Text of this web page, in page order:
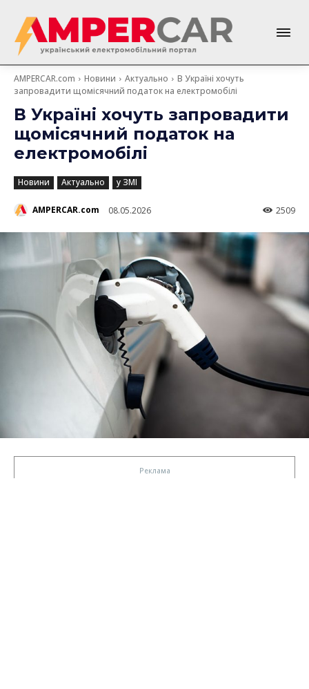
AMPERCAR.com Новини Актуально
В Україні хочуть
запровадити щомісячний податок на електромобілі
В Україні хочуть запровадити
щомісячний податок на
електромобілі
Новини Актуально у ЗМІ
AMPERCAR.com 08.05.2026 2509